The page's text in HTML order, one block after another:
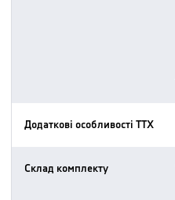
Додаткові особливості ТТХ
Склад комплекту